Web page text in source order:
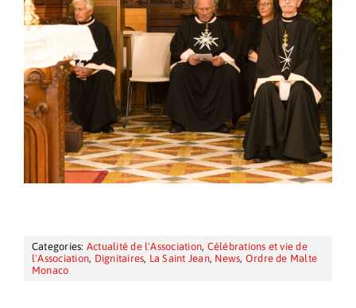
Categories: Actualité de l'Association, Célébrations et vie de
l'Association, Dignitaires, La Saint Jean, News, Ordre de Malte
Monaco